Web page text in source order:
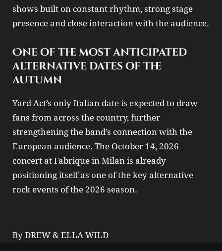
shows built on constant rhythm, strong stage
presence and close interaction with the audience.
One of the most anticipated
alternative dates of the
autumn
Yard Act’s only Italian date is expected to draw
fans from across the country, further
strengthening the band’s connection with the
European audience. The October 14, 2026
concert at Fabrique in Milan is already
positioning itself as one of the key alternative
rock events of the 2026 season.
By DREW & ELLA WILD